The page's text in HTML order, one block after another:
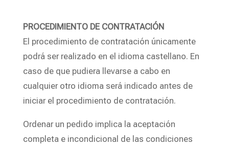
PROCEDIMIENTO DE CONTRATACIÓN
El procedimiento de contratación únicamente
podrá ser realizado en el idioma castellano. En
caso de que pudiera llevarse a cabo en
cualquier otro idioma será indicado antes de
iniciar el procedimiento de contratación.
Ordenar un pedido implica la aceptación
completa e incondicional de las condiciones